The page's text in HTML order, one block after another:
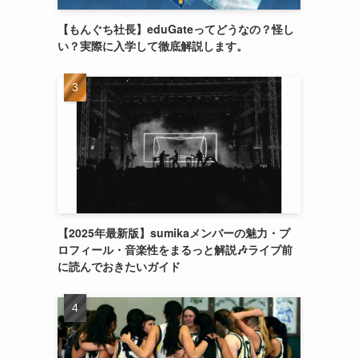
【もんぐち社長】eduGateってどうなの？怪し
い？実際に入学して徹底解説します。
【2025年最新版】sumikaメンバーの魅力・プ
ロフィール・音楽性をまるっと解説🎶ライブ前
に読んでおきたいガイド